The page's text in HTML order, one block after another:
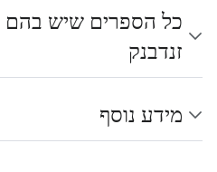
כל הספרים שיש בהם
זנדבנק
מידע נוסף